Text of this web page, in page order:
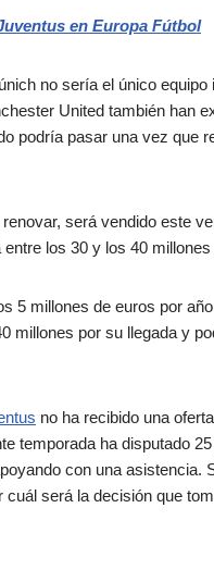
en Europa Fútbol
no sería el único equipo
United también han
podría pasar una vez que
será vendido este
los 30 y los 40
5 millones de euros por
millones por su llegada y
no ha recibido una
temporada ha disputado
con una asistencia.
cuál será la decisión que